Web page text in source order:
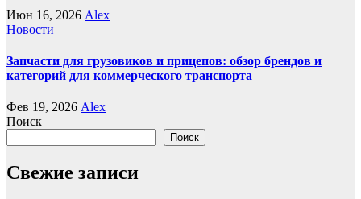
Июн 16, 2026 Alex
Новости
Запчасти для грузовиков и прицепов: обзор брендов и
категорий для коммерческого транспорта
Фев 19, 2026 Alex
Поиск
Поиск
Свежие записи